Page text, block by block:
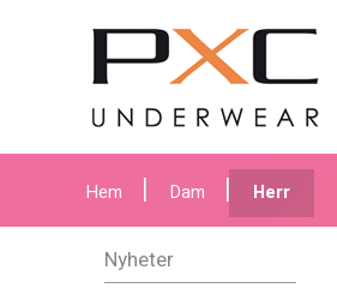
Hem Dam Herr
Nyheter